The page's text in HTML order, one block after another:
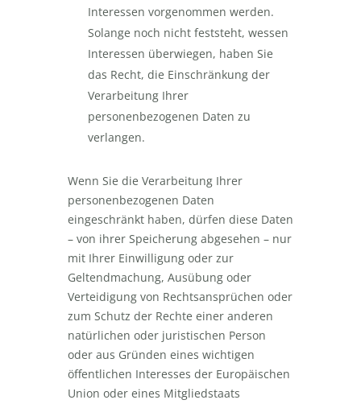
Interessen vorgenommen werden.
Solange noch nicht feststeht, wessen
Interessen überwiegen, haben Sie
das Recht, die Einschränkung der
Verarbeitung Ihrer
personenbezogenen Daten zu
verlangen.
Wenn Sie die Verarbeitung Ihrer
personenbezogenen Daten
eingeschränkt haben, dürfen diese Daten
– von ihrer Speicherung abgesehen – nur
mit Ihrer Einwilligung oder zur
Geltendmachung, Ausübung oder
Verteidigung von Rechtsansprüchen oder
zum Schutz der Rechte einer anderen
natürlichen oder juristischen Person
oder aus Gründen eines wichtigen
öffentlichen Interesses der Europäischen
Union oder eines Mitgliedstaats